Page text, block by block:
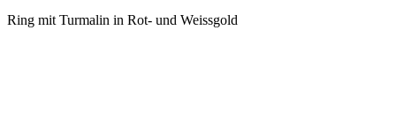
Ring mit Turmalin in Rot- und Weissgold